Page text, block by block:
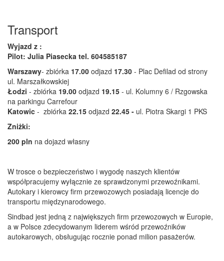
Transport
Wyjazd z :
Pilot: Julia Piasecka tel. 604585187
Warszawy- zbiórka 17.00 odjazd 17.30 - Plac Defilad od strony
ul. Marszałkowskiej
Łodzi - zbiórka 19.00 odjazd 19.15 - ul. Kolumny 6 / Rzgowska
na parkingu Carrefour
Katowic - zbiórka 22.15 odjazd 22.45 - ul. Piotra Skargi 1 PKS
Zniżki:
200 pln na dojazd własny
W trosce o bezpieczeństwo i wygodę naszych klientów
współpracujemy wyłącznie ze sprawdzonymi przewoźnikami.
Autokary i kierowcy firm przewozowych posiadają licencje do
transportu międzynarodowego.
Sindbad jest jedną z największych firm przewozowych w Europie,
a w Polsce zdecydowanym liderem wśród przewoźników
autokarowych, obsługując rocznie ponad milion pasażerów.